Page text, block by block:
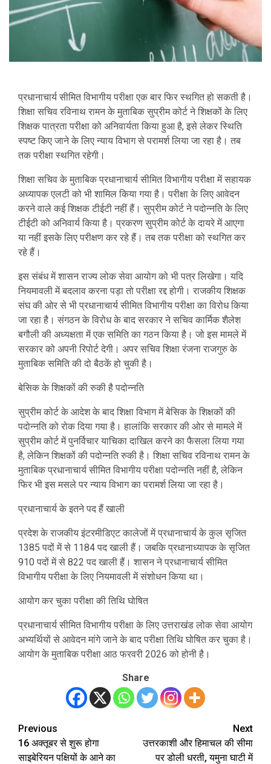
प्रधानाचार्य सीमित विभागीय परीक्षा एक बार फिर स्थगित हो सकती है।
शिक्षा सचिव रविनाथ रामन के मुताबिक सुप्रीम कोर्ट ने शिक्षकों के लिए
शिक्षक पात्रता परीक्षा को अनिवार्यता किया हुआ है, इसे लेकर स्थिति
स्पष्ट किए जाने के लिए न्याय विभाग से परामर्श लिया जा रहा है। तब
तक परीक्षा स्थगित रहेगी।
शिक्षा सचिव के मुताबिक प्रधानाचार्य सीमित विभागीय परीक्षा में सहायक
अध्यापक एलटी को भी शामिल किया गया है। परीक्षा के लिए आवेदन
करने वाले कई शिक्षक टीईटी नहीं हैं। सुप्रीम कोर्ट ने पदोन्नति के लिए
टीईटी को अनिवार्य किया है। प्रकरण सुप्रीम कोर्ट के दायरे में आएगा
या नहीं इसके लिए परीक्षण कर रहे हैं। तब तक परीक्षा को स्थगित कर
रहे हैं।
इस संबंध में शासन राज्य लोक सेवा आयोग को भी पत्र लिखेगा। यदि
नियमावली में बदलाव करना पड़ा तो परीक्षा रद्द होगी। राजकीय शिक्षक
संघ की ओर से भी प्रधानाचार्य सीमित विभागीय परीक्षा का विरोध किया
जा रहा है। संगठन के विरोध के बाद सरकार ने सचिव कार्मिक शैलेश
बगौली की अध्यक्षता में एक समिति का गठन किया है। जो इस मामले में
सरकार को अपनी रिपोर्ट देगी। अपर सचिव शिक्षा रंजना राजगुरु के
मुताबिक समिति की दो बैठकें हो चुकी है।
बेसिक के शिक्षकों की रुकी है पदोन्नति
सुप्रीम कोर्ट के आदेश के बाद शिक्षा विभाग में बेसिक के शिक्षकों की
पदोन्नति को रोक दिया गया है। हालांकि सरकार की ओर से मामले में
सुप्रीम कोर्ट में पुनर्विचार याचिका दाखिल करने का फैसला लिया गया
है, लेकिन शिक्षकों की पदोन्नति रुकी है। शिक्षा सचिव रविनाथ रामन के
मुताबिक प्रधानाचार्य सीमित विभागीय परीक्षा पदोन्नति नहीं है, लेकिन
फिर भी इस मसले पर न्याय विभाग का परामर्श लिया जा रहा है।
प्रधानाचार्य के इतने पद हैं खाली
प्रदेश के राजकीय इंटरमीडिएट कालेजों में प्रधानाचार्य के कुल सृजित
1385 पदों में से 1184 पद खाली हैं। जबकि प्रधानाध्यापक के सृजित
910 पदों में से 822 पद खाली हैं। शासन ने प्रधानाचार्य सीमित
विभागीय परीक्षा के लिए नियमावली में संशोधन किया था।
आयोग कर चुका परीक्षा की तिथि घोषित
प्रधानाचार्य सीमित विभागीय परीक्षा के लिए उत्तराखंड लोक सेवा आयोग
अभ्यर्थियों से आवेदन मांगे जाने के बाद परीक्षा तिथि घोषित कर चुका है।
आयोग के मुताबिक परीक्षा आठ फरवरी 2026 को होनी है।
Share
Post
navigation
Previous
16 अक्तूबर से शुरू होगा
साइबेरियन पक्षियों के आने का
Next
उत्तरकाशी और हिमाचल की सीमा
पर डोली धरती, यमुना घाटी में